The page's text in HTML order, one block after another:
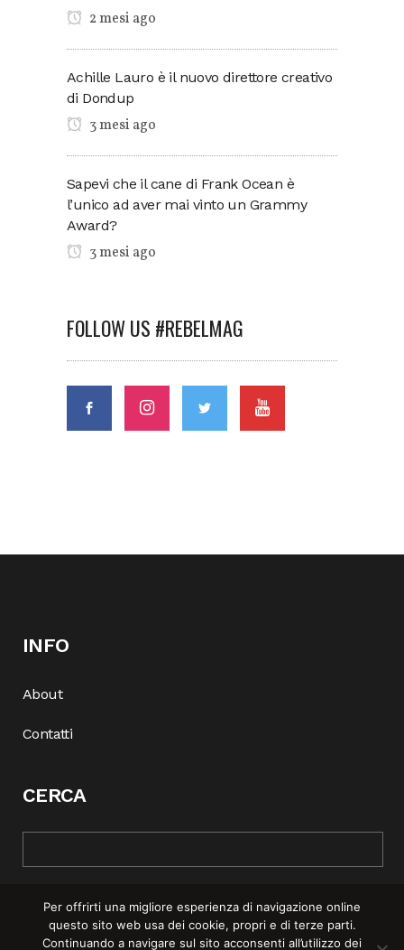
2 mesi ago
Achille Lauro è il nuovo direttore creativo
di Dondup
3 mesi ago
Sapevi che il cane di Frank Ocean è
l’unico ad aver mai vinto un Grammy
Award?
3 mesi ago
FOLLOW US #REBELMAG
INFO
About
Contatti
CERCA
Per offrirti una migliore esperienza di navigazione online
questo sito web usa dei cookie, propri e di terze parti.
Continuando a navigare sul sito acconsenti all’utilizzo dei